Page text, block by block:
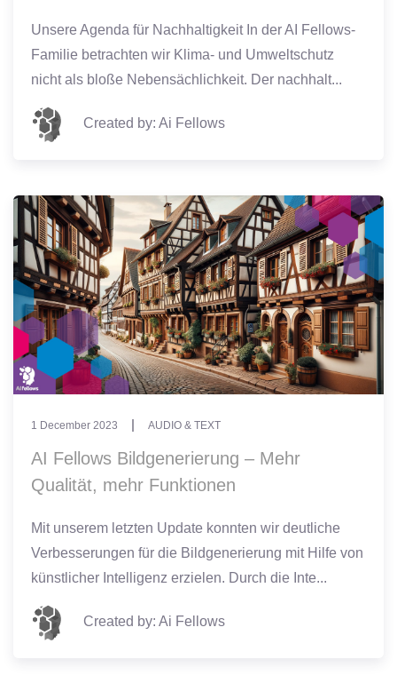
Unsere Agenda für Nachhaltigkeit In der AI Fellows-
Familie betrachten wir Klima- und Umweltschutz
nicht als bloße Nebensächlichkeit. Der nachhalt...
Created by: Ai Fellows
1 December 2023 AUDIO & TEXT
AI Fellows Bildgenerierung – Mehr
Qualität, mehr Funktionen
Mit unserem letzten Update konnten wir deutliche
Verbesserungen für die Bildgenerierung mit Hilfe von
künstlicher Intelligenz erzielen. Durch die Inte...
Created by: Ai Fellows